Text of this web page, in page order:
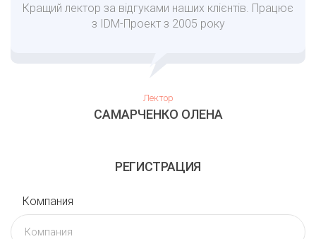
Кращий лектор за відгуками наших клієнтів. Працює
з IDM-Проект з 2005 року
Лектор
САМАРЧЕНКО ОЛЕНА
РЕГИСТРАЦИЯ
Компания